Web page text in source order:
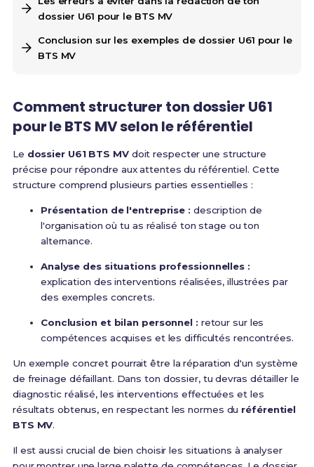
dossier U61 pour le BTS MV
Conclusion sur les exemples de dossier U61 pour le
BTS MV
Comment structurer ton dossier U61
pour le BTS MV selon le référentiel
Le dossier U61 BTS MVdoit respecter une structure
précise pour répondre aux attentes du référentiel. Cette
structure comprend plusieurs parties essentielles :
Présentation de l'entreprise : description de
l'organisation où tu as réalisé ton stage ou ton
alternance.
Analyse des situations professionnelles :
explication des interventions réalisées, illustrées par
des exemples concrets.
Conclusion et bilan personnel : retour sur les
compétences acquises et les difficultés rencontrées.
Un exemple concret pourrait être la réparation d'un système
de freinage défaillant. Dans ton dossier, tu devras détailler le
diagnostic réalisé, les interventions effectuées et les
résultats obtenus, en respectant les normes du référentiel
BTS MV.
Il est aussi crucial de bien choisir les situations à analyser